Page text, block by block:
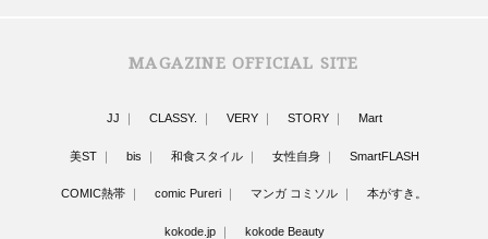
MAGAZINE OFFICIAL SITE
JJ CLASSY. VERY STORY Mart
美ST bis 和食スタイル 女性自身 SmartFLASH
COMIC熱帯 comic Pureri マンガ コミソル 本がすき。
kokode.jp kokode Beauty